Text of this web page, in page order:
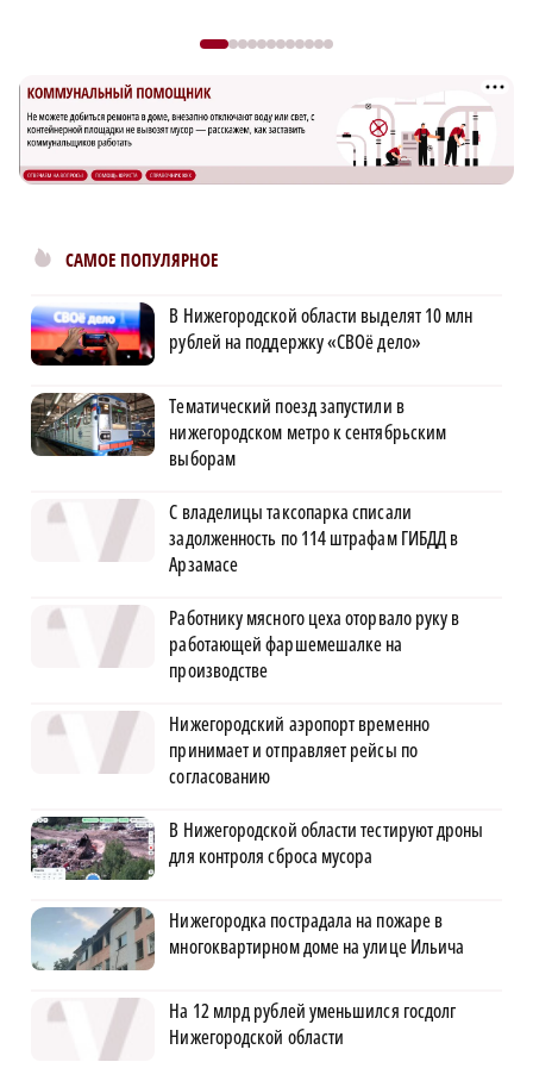
САМОЕ ПОПУЛЯРНОЕ
В Нижегородской области выделят 10 млн
рублей на поддержку «СВОё дело»
Тематический поезд запустили в
нижегородском метро к сентябрьским
выборам
С владелицы таксопарка списали
задолженность по 114 штрафам ГИБДД в
Арзамасе
Работнику мясного цеха оторвало руку в
работающей фаршемешалке на
производстве
Нижегородский аэропорт временно
принимает и отправляет рейсы по
согласованию
В Нижегородской области тестируют дроны
для контроля сброса мусора
Нижегородка пострадала на пожаре в
многоквартирном доме на улице Ильича
На 12 млрд рублей уменьшился госдолг
Нижегородской области